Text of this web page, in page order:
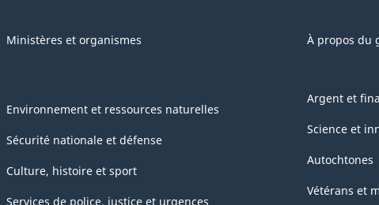
Ministères et organismes À propos du
Environnement et ressources naturelles
Sécurité nationale et défense
Culture, histoire et sport
Services de police, justice et urgences
Argent et
Science et
Autochtones
Vétérans et